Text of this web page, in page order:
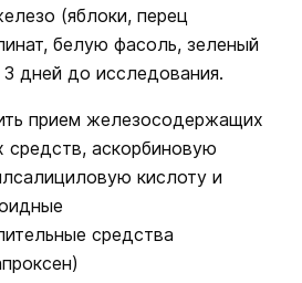
(яблоки, перец
белую фасоль, зеленый
3 дней до исследования.
прием железосодержащих
средств, аскорбиновую
кислоту и
средства